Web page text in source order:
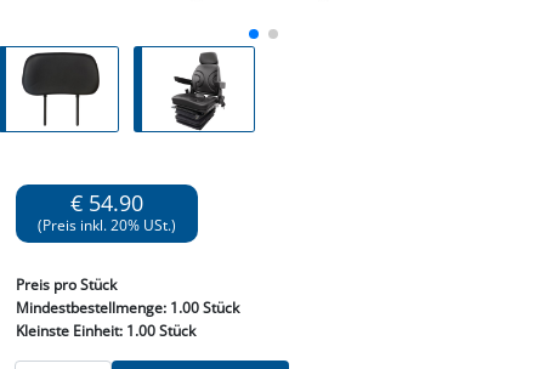
€ 54.90
(Preis inkl. 20% USt.)
Preis pro Stück
Mindestbestellmenge: 1.00 Stück
Kleinste Einheit:1.00 Stück